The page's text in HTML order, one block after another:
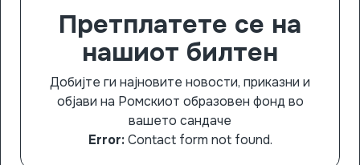
Претплатете се на
нашиот билтен
Добијте ги најновите новости, приказни и
објави на Ромскиот образовен фонд во
вашето сандаче
Error:Contact form not found.